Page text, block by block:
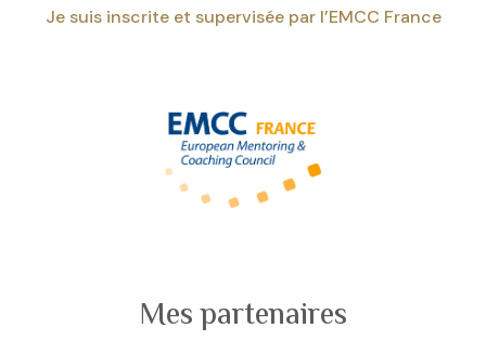
Je suis inscrite et supervisée par l’EMCC France
Mes partenaires